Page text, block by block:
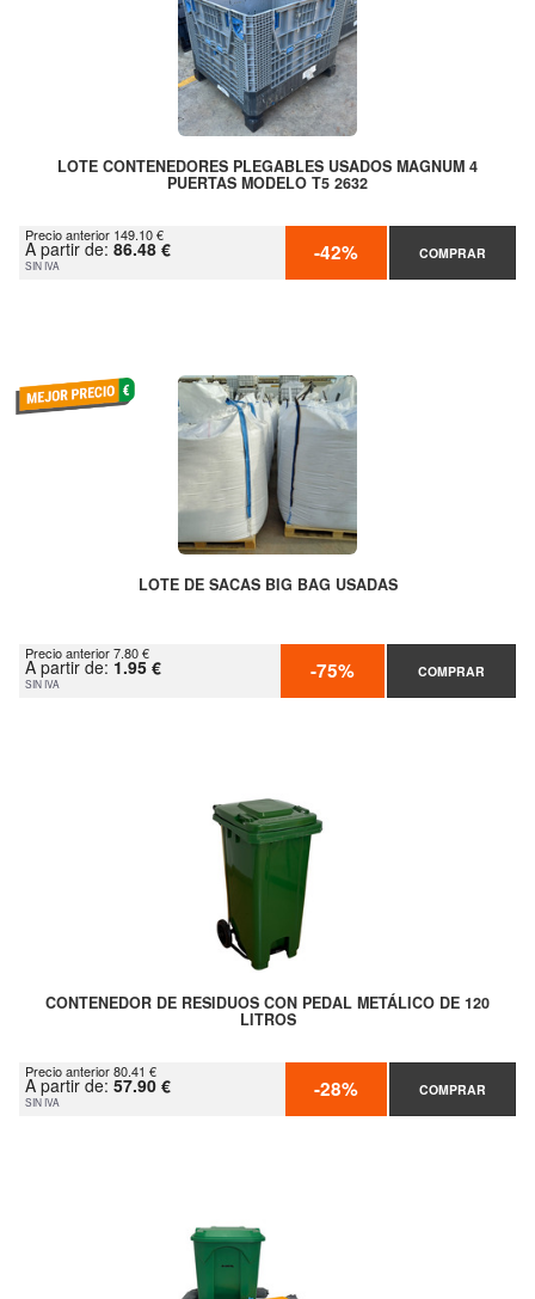
LOTE CONTENEDORES PLEGABLES USADOS MAGNUM 4
PUERTAS MODELO T5 2632
Precio anterior 149.10 €
A partir de: 86.48 €
SIN IVA -42% COMPRAR
LOTE DE SACAS BIG BAG USADAS
Precio anterior 7.80 €
A partir de: 1.95 €
SIN IVA -75% COMPRAR
CONTENEDOR DE RESIDUOS CON PEDAL METÁLICO DE 120
LITROS
Precio anterior 80.41 €
A partir de: 57.90 €
SIN IVA -28% COMPRAR